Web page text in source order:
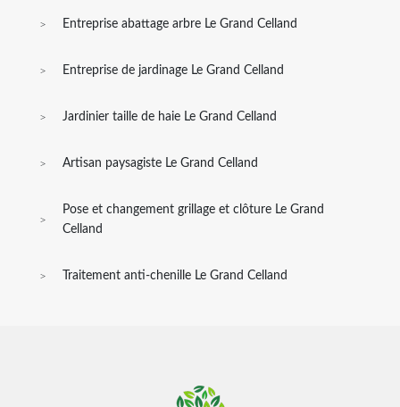
Entreprise abattage arbre Le Grand Celland
Entreprise de jardinage Le Grand Celland
Jardinier taille de haie Le Grand Celland
Artisan paysagiste Le Grand Celland
Pose et changement grillage et clôture Le Grand
Celland
Traitement anti-chenille Le Grand Celland